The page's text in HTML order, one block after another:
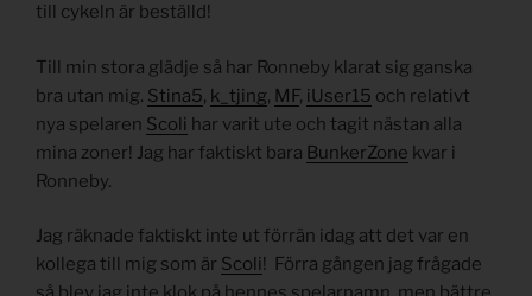
till cykeln är beställd!
Till min stora glädje så har Ronneby klarat sig ganska
bra utan mig. Stina5, k_tjing, MF, iUser15 och relativt
nya spelaren Scoli har varit ute och tagit nästan alla
mina zoner! Jag har faktiskt bara BunkerZone kvar i
Ronneby.
Jag räknade faktiskt inte ut förrän idag att det var en
kollega till mig som är Scoli! Förra gången jag frågade